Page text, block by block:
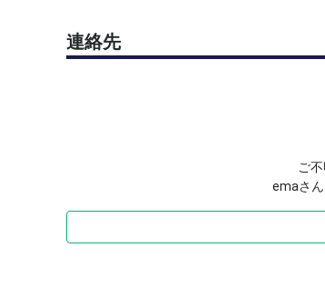
連絡先
ご
emaさん